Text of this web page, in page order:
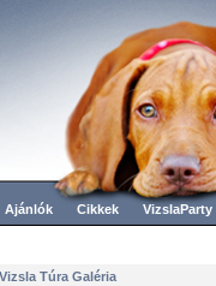
Ajánlók Cikkek VizslaParty
Túra Galéria